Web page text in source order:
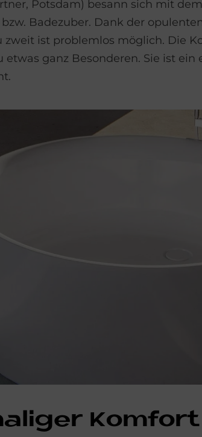
Potsdam) besann sich mit
Badezuber. Dank der
ist problemlos möglich. Die
ganz Besonderen. Sie ist
Kom­fort